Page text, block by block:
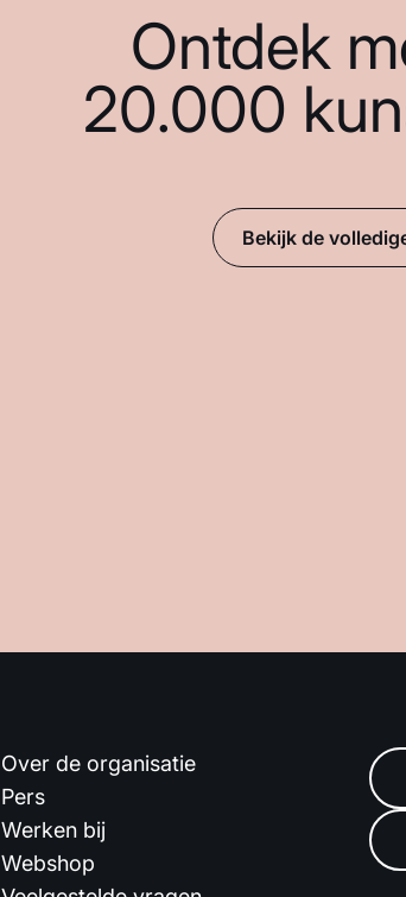
Ontdek
20.000
Bekijk de
Over de organisatie
Pers
Werken bij
Webshop